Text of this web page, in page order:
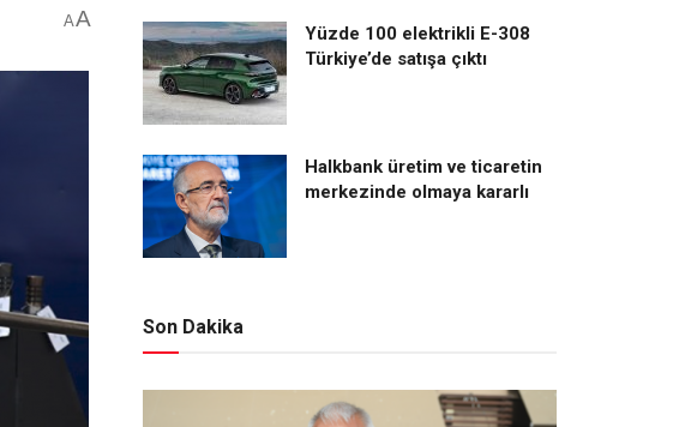
AA
Yüzde 100 elektrikli E-308
Türkiye’de satışa çıktı
Halkbank üretim ve ticaretin
merkezinde olmaya kararlı
Son Dakika